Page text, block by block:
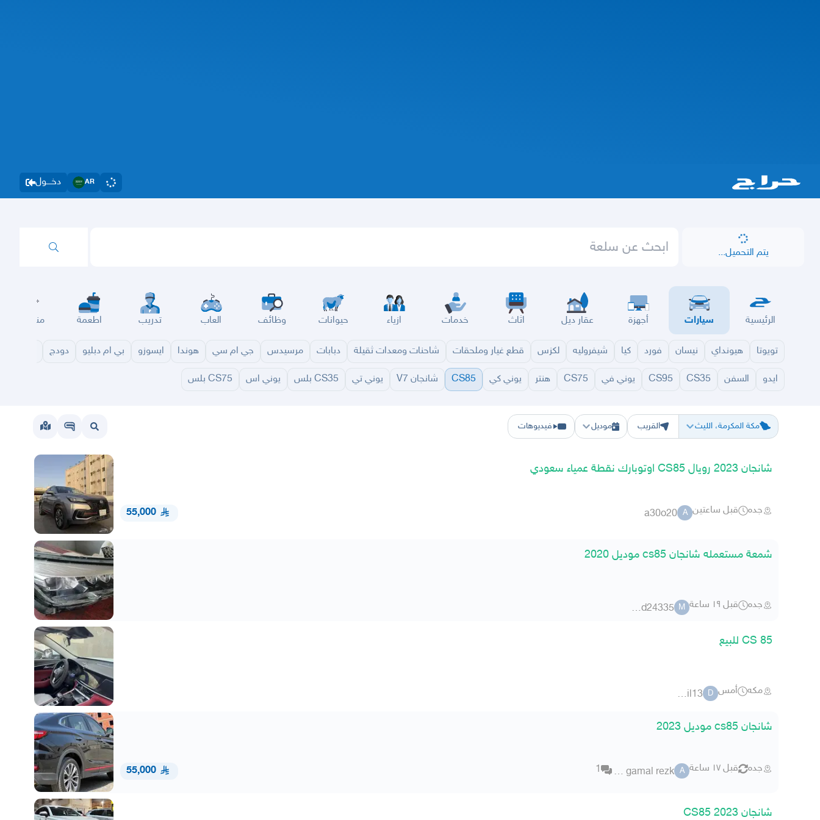
دخــــول AR
يتم التحميل...
الرئيسية سيارات أجهزة عقار ديل اثاث خدمات ازياء حيوانات وظائف العاب تدريب اطعمة مناسبات
تويوتا هيونداي نيسان فورد كيا شيفروليه لكزس قطع غيار وملحقات شاحنات ومعدات ثقيلة دبابات مرسيدس جي ام سي هوندا ايسوزو بي ام دبليو دودج
ايدو السفن CS35
CS95 يوني في CS75 هنتر يوني كي CS85 شانجان V7 يوني تي CS35 بلس يوني اس CS75 بلس
مكة المكرمة، الليث
الرياض الشرقيه مكه حفر الباطن الطايف القصيمحائل جيزان
القريب موديل فيديوهات
شانجان 2023 رويال CS85 اوتوبارك نقطة عمياء سعودي
جده قبل ساعتين A
a30o20
55,000
شمعة مستعمله شانجان cs85 موديل 2020
جده قبل ١٩ ساعة M
mod24335
CS 85 للبيع
مكه أمس D
daklil13
شانجان cs85 موديل 2023
جده قبل ١٧ ساعة A
ahmed gamal rezk
1
55,000
شانجان CS85 2023